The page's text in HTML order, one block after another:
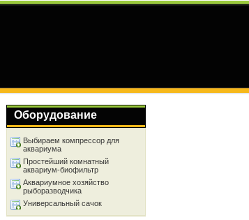
Оборудование
Выбираем компрессор для
аквариума
Простейший комнатный
аквариум-биофильтр
Аквариумное хозяйство
рыборазводчика
Универсальный сачок